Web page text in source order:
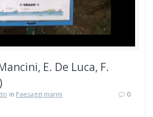
E. De Luca, F.
in Paesaggi marini
0